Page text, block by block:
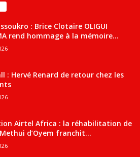
: Brice Clotaire OLIGUI
rend hommage à la mémoire...
: Hervé Renard de retour chez les
Airtel Africa : la réhabilitation de
Methui d’Oyem franchit...